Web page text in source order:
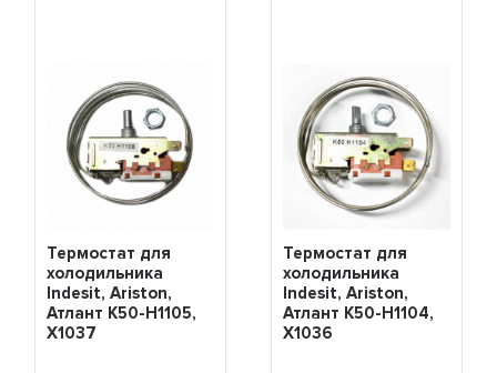
Термостат для
холодильника
Indesit, Ariston,
Атлант K50-H1105,
Х1037
Термостат для
холодильника
Indesit, Ariston,
Атлант K50-H1104,
Х1036